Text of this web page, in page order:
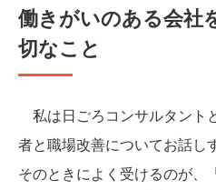
働きがいのある会社
切なこと
私は日ごろコンサルタント
者と職場改善についてお話し
そのときによく受けるのが、